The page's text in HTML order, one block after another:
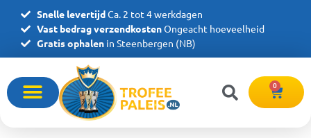
Snelle levertijdCa. 2 tot 4 werkdagen
Vast bedrag verzendkostenOngeacht hoeveelheid
Gratis ophalen in Steenbergen (NB)
0